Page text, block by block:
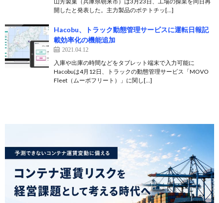
開したと発表した。主力製品のポテトチッ[…]
Hacobu、トラック動態管理サービスに運転日報記
載効率化の機能追加
2021.04.12
入庫や出庫の時間などをタブレット端末で入力可能に
Hacobuは4月12日、トラックの動態管理サービス「MOVO
Fleet（ムーボフリート）」に関し[…]